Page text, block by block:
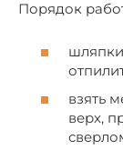
Порядок
взять
верх,